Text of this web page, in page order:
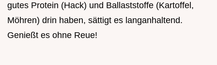
gutes Protein (Hack) und Ballaststoffe (Kartoffel,
Möhren) drin haben, sättigt es langanhaltend.
Genießt es ohne Reue!